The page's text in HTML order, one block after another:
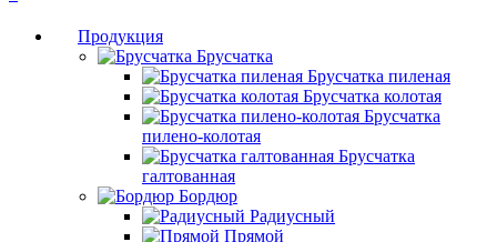
Продукция
Брусчатка
Брусчатка пиленая
Брусчатка колотая
Брусчатка
пилено-колотая
Брусчатка
галтованная
Бордюр
Радиусный
Прямой